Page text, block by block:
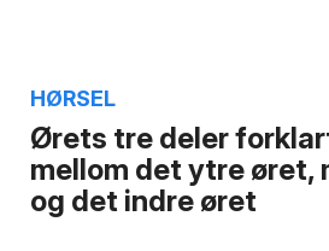
Ørets tre deler
mellom det ytre øret,
og det indre øret
HØRSEL